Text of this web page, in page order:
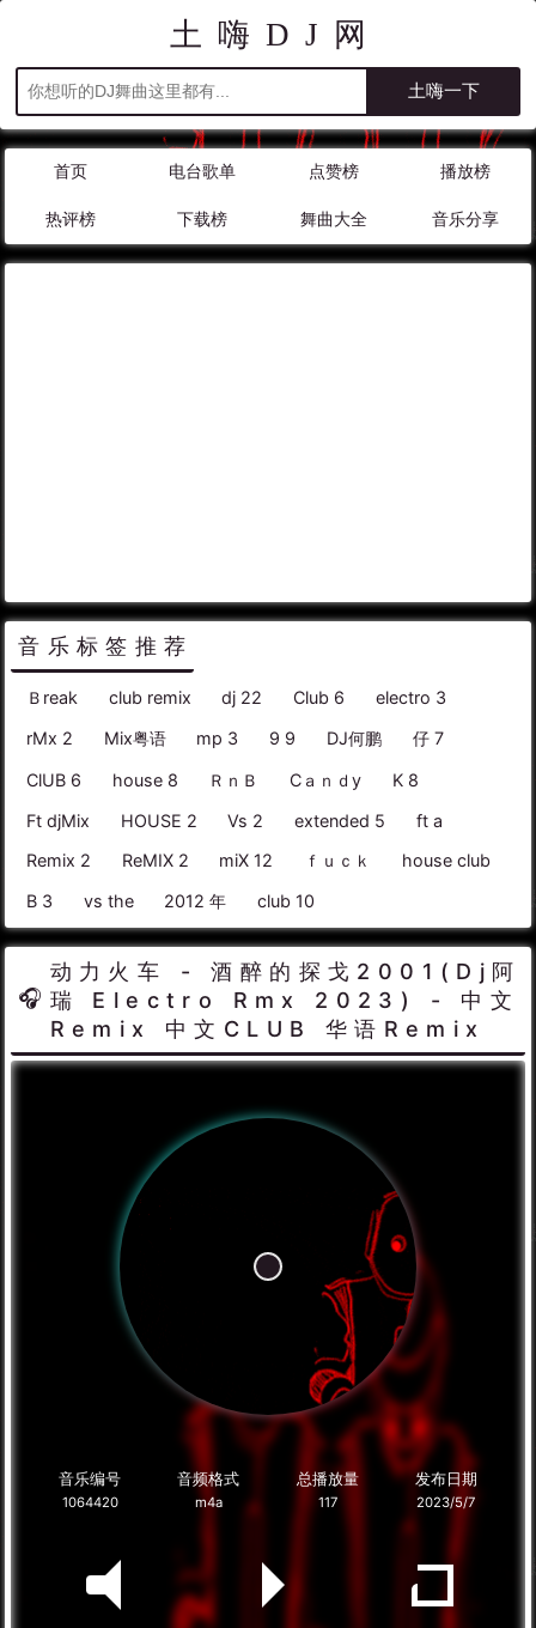
土嗨DJ网
首页 电台歌单 点赞榜 播放榜
热评榜 下载榜 舞曲大全 音乐分享
音乐标签推荐
Ｂreak club remix dj 22 Club 6 electro 3
rMx 2 Mix粤语 mp 3 9 9 DJ何鹏 仔 7
ClUB 6 house 8 ＲｎＢ Cａｎｄy K 8
Ft djMix HOUSE 2 Vs 2 extended 5
ft a
Remix 2
ReMIX 2 miX 12 ｆｕｃｋ house club
B 3 vs the 2012 年 club 10
动力火车 - 酒醉的探戈2001(Dj阿
瑞 Electro Rmx 2023) - 中文
Remix 中文CLUB 华语Remix
音乐编号
1064420
音频格式
m4a
总播放量
117
发布日期
2023/5/7